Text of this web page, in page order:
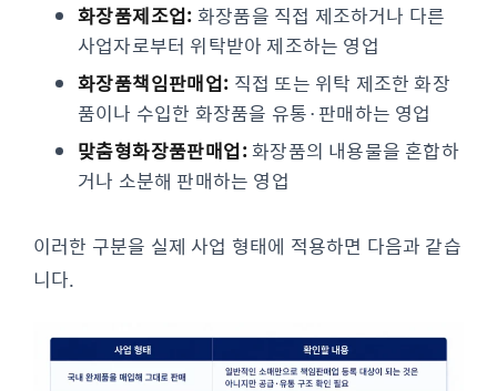
화장품제조업:화장품을 직접 제조하거나 다른
사업자로부터 위탁받아 제조하는 영업
화장품책임판매업: 직접 또는 위탁 제조한 화장
품이나 수입한 화장품을 유통·판매하는 영업
맞춤형화장품판매업:화장품의 내용물을 혼합하
거나 소분해 판매하는 영업
이러한 구분을 실제 사업 형태에 적용하면 다음과 같습
니다.